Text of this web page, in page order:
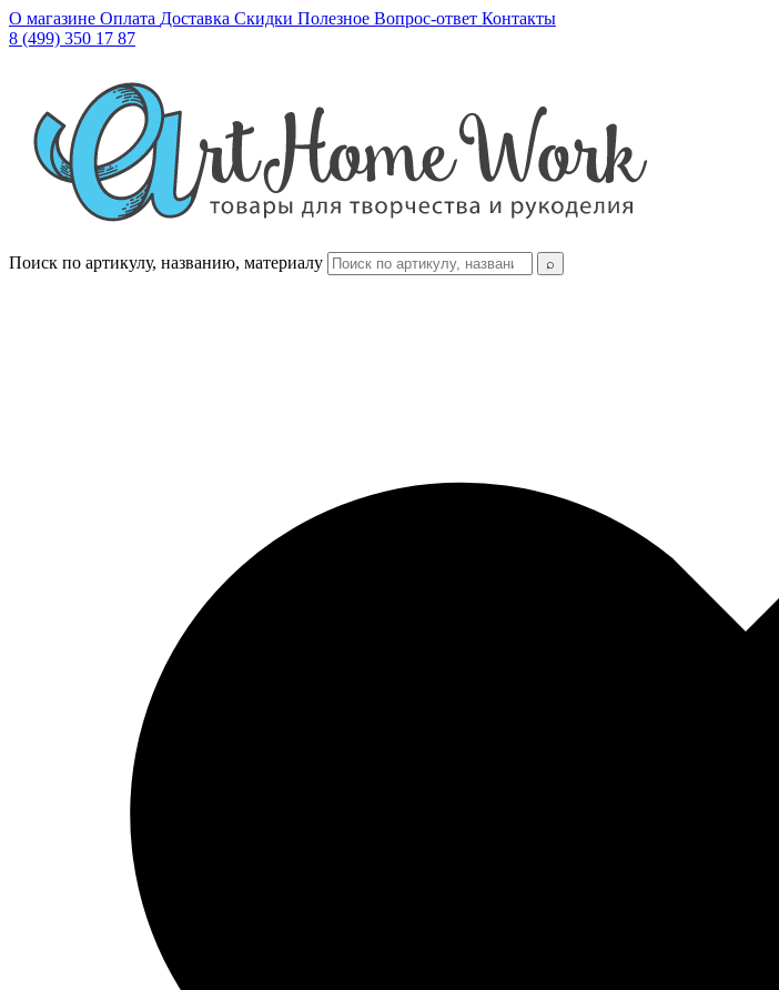
О магазине Оплата Доставка Скидки Полезное Вопрос-ответ Контакты
8 (499) 350 17 87
Поиск по артикулу, названию, материалу ⌕